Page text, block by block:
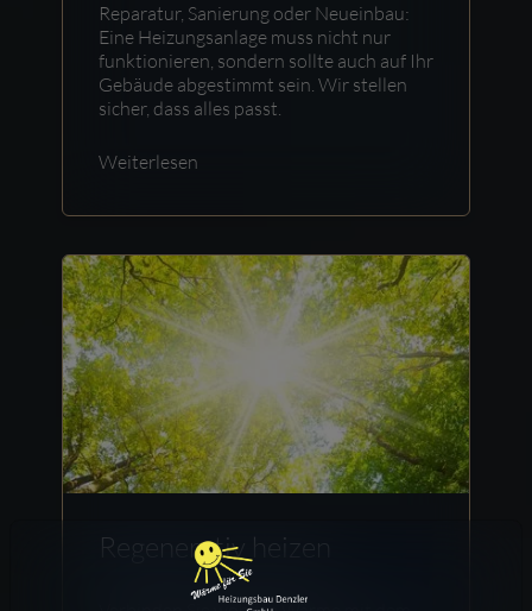
Reparatur, Sanierung oder Neueinbau:
Eine Heizungsanlage muss nicht nur
funktionieren, sondern sollte auch auf Ihr
Gebäude abgestimmt sein. Wir stellen
sicher, dass alles passt.
Weiterlesen
Regenerativ heizen